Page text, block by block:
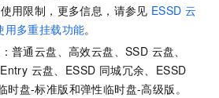
用限制，更多信息，请参见 ESSD 云
用多重挂载功能。
普通云盘、高效云盘、SSD 云盘、
云盘、ESSD 同城冗余、ESSD
盘-标准版和弹性临时盘-高级版。